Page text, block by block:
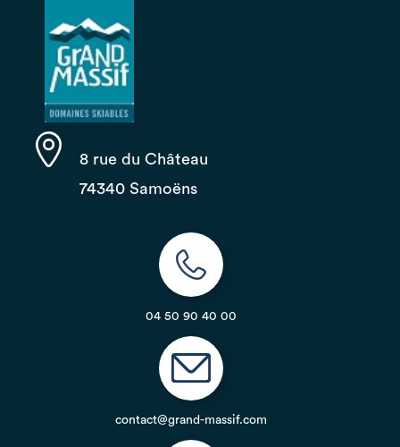
8 rue du Château
74340 Samoëns
04 50 90 40 00
contact@grand-massif.com